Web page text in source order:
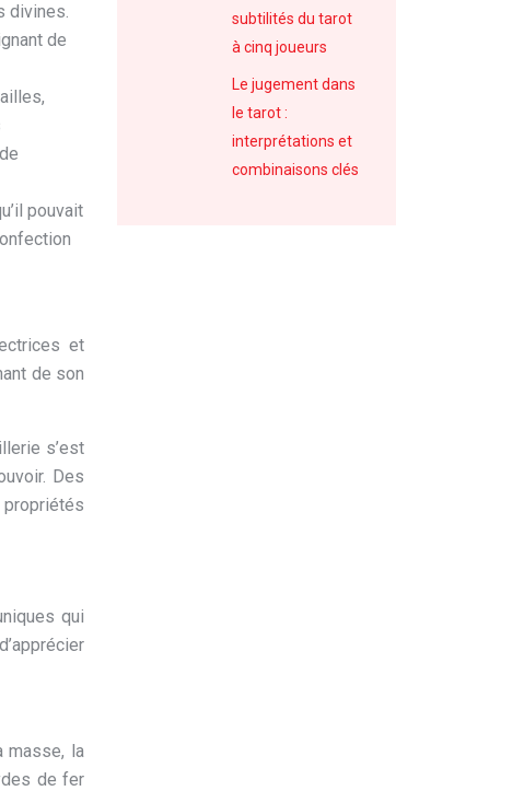
divines.
de
pouvait
et
de son
s’est
Des
qui
masse, la
de fer
subtilités du tarot
à cinq joueurs
Le jugement dans
le tarot :
interprétations et
combinaisons clés